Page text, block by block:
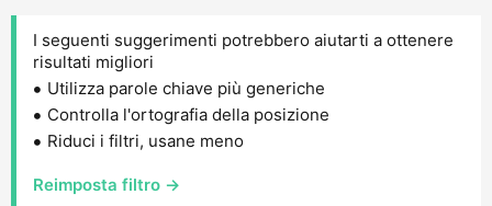
I seguenti suggerimenti potrebbero aiutarti a ottenere
risultati migliori
Utilizza parole chiave più generiche
Controlla l'ortografia della posizione
Riduci i filtri, usane meno
Reimposta filtro →